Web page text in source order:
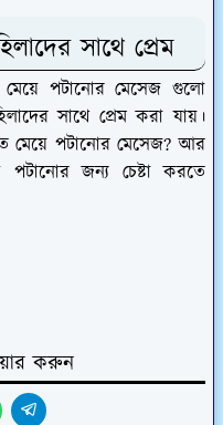
সাথে প্রেম
পটানোর মেসেজ গুলো
সাথে প্রেম করা যায়।
মেয়ে পটানোর মেসেজ? আর
পটানোর জন্য চেষ্টা করতে
করুন